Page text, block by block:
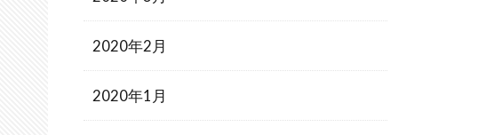
2020年2月
2020年1月